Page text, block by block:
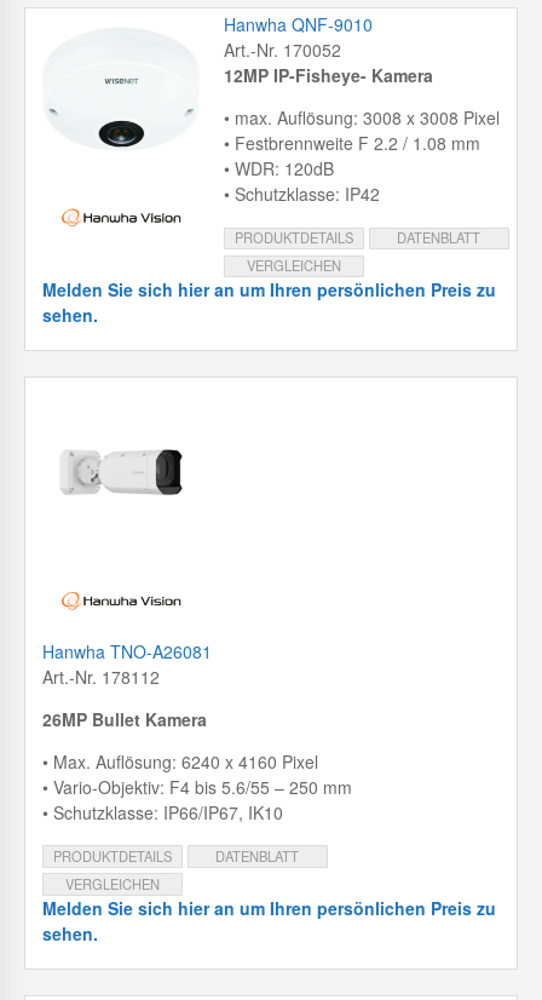
Hanwha QNF-9010
Art.-Nr. 170052
12MP IP-Fisheye- Kamera
• max. Auflösung: 3008 x 3008 Pixel
• Festbrennweite F 2.2 / 1.08 mm
• WDR: 120dB
• Schutzklasse: IP42
PRODUKTDETAILS
DATENBLATT
VERGLEICHEN
Melden Sie sich hier an um Ihren persönlichen Preis zu
sehen.
Hanwha TNO-A26081
Art.-Nr. 178112
26MP Bullet Kamera
• Max. Auflösung: 6240 x 4160 Pixel
• Vario-Objektiv: F4 bis 5.6/55 – 250 mm
• Schutzklasse: IP66/IP67, IK10
PRODUKTDETAILS
DATENBLATT
VERGLEICHEN
Melden Sie sich hier an um Ihren persönlichen Preis zu
sehen.